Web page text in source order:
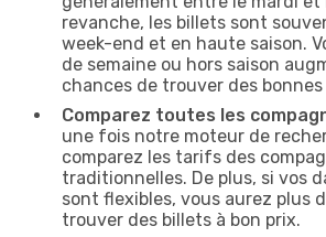
revanche, les billets sont
week-end et en haute saison.
de semaine ou hors saison
chances de trouver des bonnes
Comparez toutes les
une fois notre moteur de
comparez les tarifs des
traditionnelles. De plus, si vos
sont flexibles, vous aurez plus
trouver des billets à bon prix.